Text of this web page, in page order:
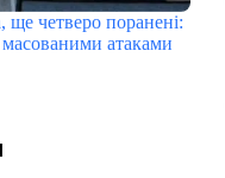
четверо поранені:
масованими атаками